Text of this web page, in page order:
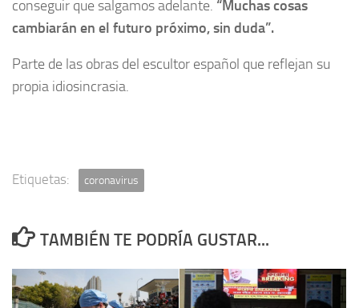
conseguir que salgamos adelante. “Muchas cosas
cambiarán en el futuro próximo, sin duda”.
Parte de las obras del escultor español que reflejan su
propia idiosincrasia.
Etiquetas: coronavirus
TAMBIÉN TE PODRÍA GUSTAR...